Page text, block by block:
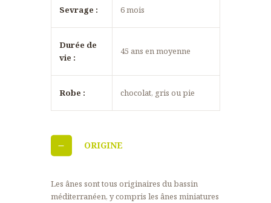
Sevrage : 6 mois
Durée de
vie :
45 ans en moyenne
Robe : chocolat, gris ou pie
ORIGINE
Les ânes sont tous originaires du bassin
méditerranéen, y compris les ânes miniatures